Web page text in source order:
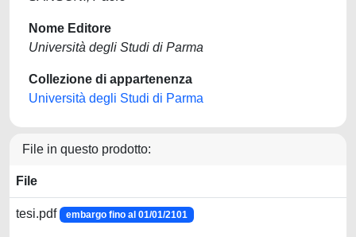
Nome Editore
Università degli Studi di Parma
Collezione di appartenenza
Università degli Studi di Parma
File in questo prodotto:
File
tesi.pdf embargo fino al 01/01/2101